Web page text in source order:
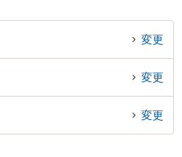
変更
変更
変更